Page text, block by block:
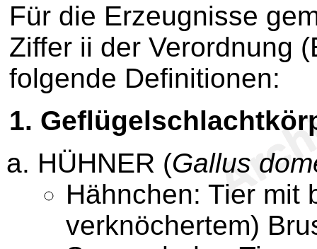
Für die Erzeugnisse
Ziffer ii der Verordnung
folgende Definitionen:
1.
HÜHNER (Gallus
Hähnchen: Tier mit
verknöchertem)